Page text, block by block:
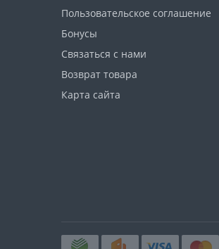
Пользовательское соглашение
Бонусы
Связаться с нами
Возврат товара
Карта сайта